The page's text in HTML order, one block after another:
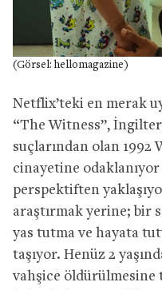
(Görsel: hellomagazine)
Netflix’teki en merak
“The Witness”,
suçlarından olan 1992
cinayetine
perspektiften
araştırmak yerine; bir
yas tutma ve hayata
taşıyor. Henüz 2
vahşice öldürülmesine